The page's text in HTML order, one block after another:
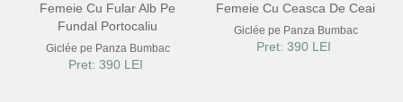
Femeie Cu Fular Alb Pe
Fundal Portocaliu
Giclée pe Panza Bumbac
Pret: 390 LEI
Femeie Cu Ceasca De Ceai
Giclée pe Panza Bumbac
Pret: 390 LEI